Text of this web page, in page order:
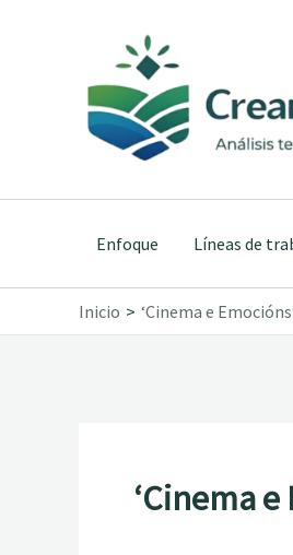
contenido
Enfoque Líneas de
Inicio ‘Cinema e
‘Cinema